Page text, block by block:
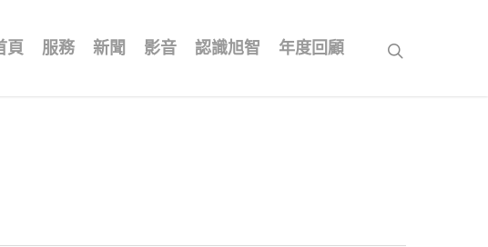
頁 服務 新聞 影音 認識旭智 年度回顧